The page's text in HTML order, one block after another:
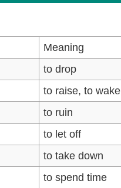
Meaning
to drop
to raise, to wake
to ruin
to let off
to take down
to spend time